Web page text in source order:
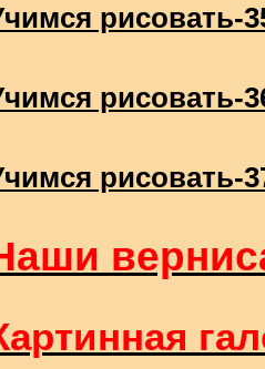
рисовать-
рисовать-
рисовать-